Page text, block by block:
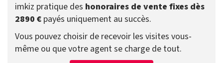
imkiz pratique des honoraires de vente fixes dès
2890 € payés uniquement au succès.
Vous pouvez choisir de recevoir les visites vous-
même ou que votre agent se charge de tout.